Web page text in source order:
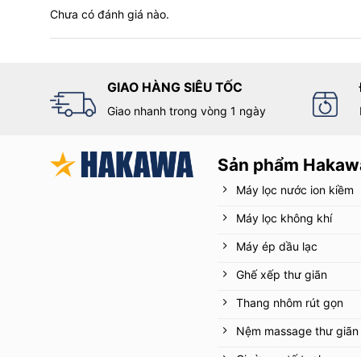
Túi khí nâng đỡ đường cong
cơn
Chất liệu cao cấp, đẹp, sang
được làm từ chất liệu cao cấp là
giảm mệt mỏi, căng thẳng và stress cho người dùng.
giúp nó có thể sử dụng lâu dài mà vẫn giữ được chất
massage tuyệt vời và đáng nhớ cho người sử dụng
Chưa có đánh giá nào.
GIAO HÀNG SIÊU TỐC
Giao nhanh trong vòng 1 ngày
Sản phẩm
Máy lọc nước ion kiềm
Máy lọc không khí
Máy ép dầu lạc
Ghế xếp thư giãn
Thang nhôm rút gọn
Nệm massage thư giãn